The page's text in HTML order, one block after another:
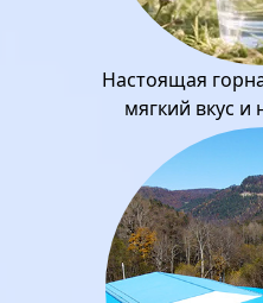
Настоящая
мягкий вкус и